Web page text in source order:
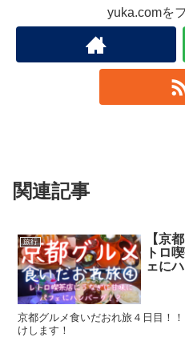
yuka.comを
関連記事
旅行
【京
トロ
ェに
京都グルメ食いだおれ旅４日目！
けします！